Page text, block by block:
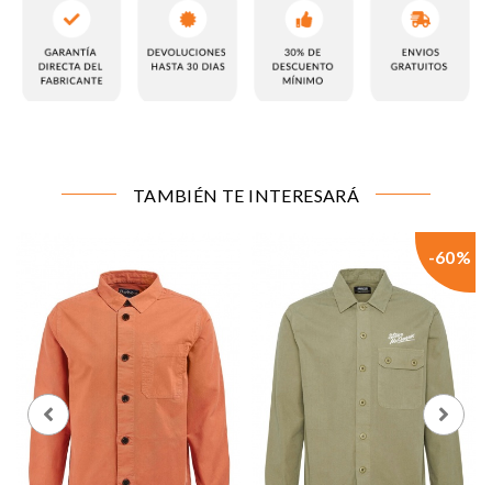
TAMBIÉN TE INTERESARÁ
-60%
Cookies necesarias
sistemas. Puede configurar su navegador para bloquear
o alertar sobre estas cookies, pero alguna áreas del sitio
no funcionarán. Estas cookies no almacenan ninguna
información de identificación personal.
Cookies de rendimiento y analíticas
Estas cookies nos permiten contar las visitas y fuentes
de tráfico para poder evaluar el rendimiento de nuestro
sitio y mejorarlo. Nos ayudan a saber qué páginas son
las más o menos visitadas, y cómo los visitantes
navegan por el sitio. Toda la información que recogen
estas cookies es agregada y, por lo tanto, es anónima.